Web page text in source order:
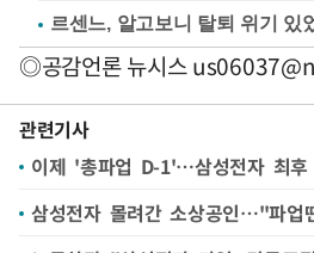
르센느, 알고보니 탈퇴 위기 있
◎공감언론 뉴시스
관련기사
삼성전자 몰려간 소상공인…"파업